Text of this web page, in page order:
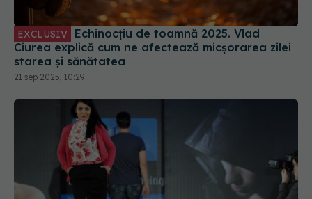
EXCLUSIV
Ciurea explică cum ne afectează micșorarea zilei
starea și sănătatea
21 sep 2025, 10:29